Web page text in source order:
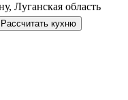
Луганская область
Рассчитать кухню